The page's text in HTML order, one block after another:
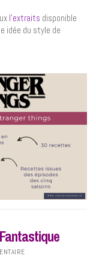
l’extraits disponible
idée du style de